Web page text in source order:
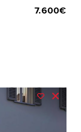
7.600€